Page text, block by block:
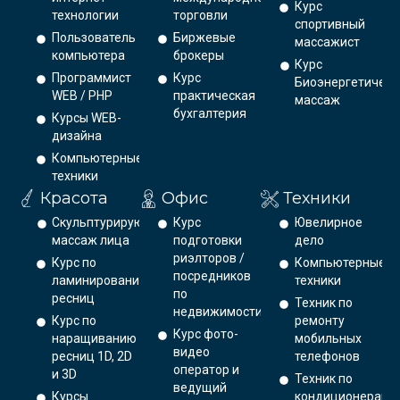
технологии
Пользователь
компьютера
Программист
WEB / PHP
Курсы WEB-
дизайна
Компьютерные
техники
торговли
Биржевые
брокеры
Курс
практическая
бухгалтерия
Курс
спортивный
массажист
Курс
массаж
Красота
Скульптурирующий
массаж лица
Курс по
ламинированию
ресниц
Курс по
наращиванию
ресниц 1D, 2D
и 3D
Курсы
Офис
Курс
подготовки
риэлторов /
посредников
по
недвижимости
Курс фото-
видео
оператор и
ведущий
Техники
Ювелирное
дело
Компьютерные
техники
Техник по
ремонту
мобильных
телефонов
Техник по
кондиционерам